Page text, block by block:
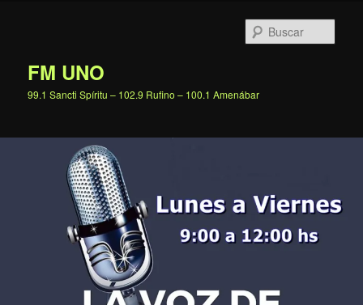
FM UNO
99.1 Sancti Spíritu – 102.9 Rufino – 100.1 Amenábar